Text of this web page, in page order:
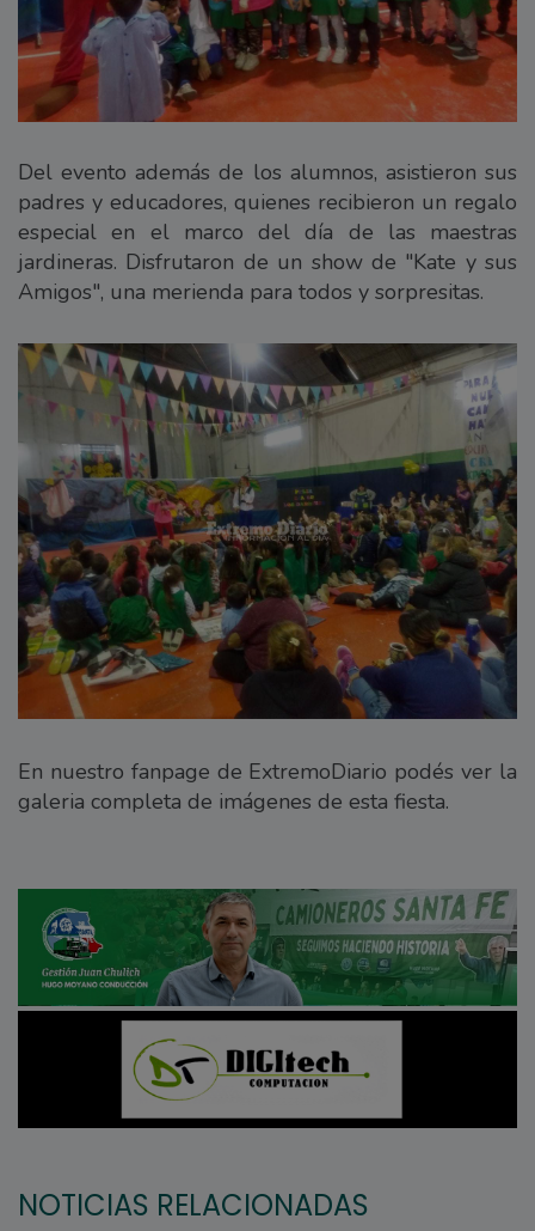
Del evento además de los alumnos, asistieron sus
padres y educadores, quienes recibieron un regalo
especial en el marco del día de las maestras
jardineras. Disfrutaron de un show de "Kate y sus
Amigos", una merienda para todos y sorpresitas.
En nuestro fanpage de ExtremoDiario podés ver la
galeria completa de imágenes de esta fiesta.
NOTICIAS RELACIONADAS